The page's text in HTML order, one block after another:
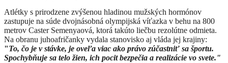
Atlétky s prirodzene zvýšenou hladinou mužských hormónov
zastupuje na súde dvojnásobná olympijská víťazka v behu na 800
metrov Caster Semenyaová, ktorá takúto liečbu rezolútne odmieta.
Na obranu juhoafričanky vydala stanovisko aj vláda jej krajiny:
"To, čo je v stávke, je oveľa viac ako právo zúčastniť sa športu.
Spochybňuje sa telo žien, ich pocit bezpečia a realizácie vo svete."